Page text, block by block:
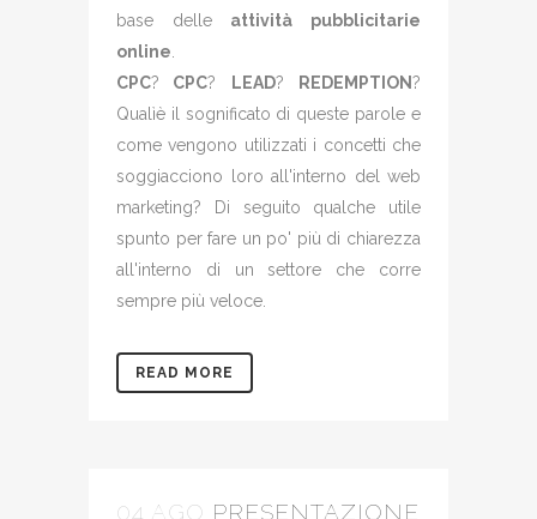
base delle attività pubblicitarie
online
CPC? CPC? LEAD? REDEMPTION?
Qualìè il sognificato di queste parole e
come vengono utilizzati i concetti che
soggiacciono loro all'interno del web
marketing? Di seguito qualche utile
spunto per fare un po' più di chiarezza
all'interno di un settore che corre
sempre più veloce.
READ MORE
04 AGO PRESENTAZIONE